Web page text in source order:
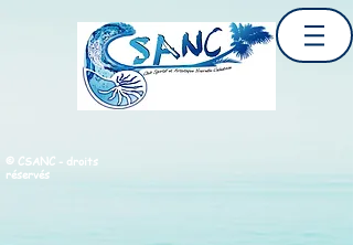
© CSANC - droits
réservés